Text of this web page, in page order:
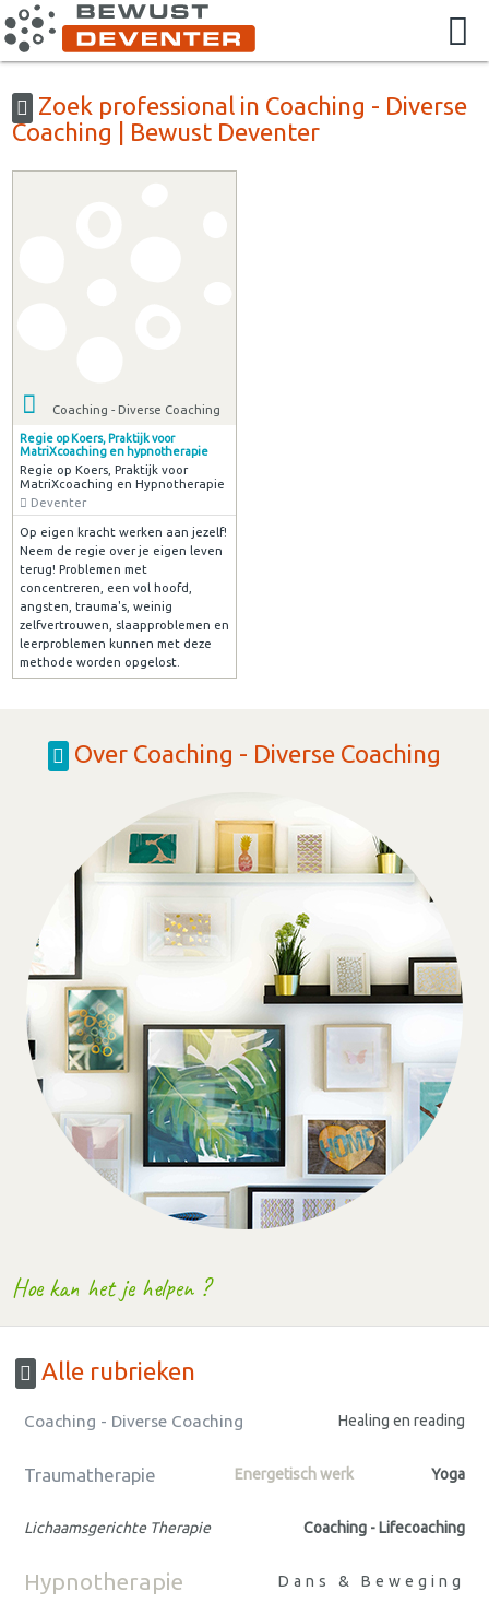
Zoek professional in Coaching - Diverse
Coaching | Bewust Deventer
Coaching - Diverse Coaching
Regie op Koers, Praktijk voor
MatriXcoaching en hypnotherapie
Regie op Koers, Praktijk voor
MatriXcoaching en Hypnotherapie
Deventer
Op eigen kracht werken aan jezelf!
Neem de regie over je eigen leven
terug! Problemen met
concentreren, een vol hoofd,
angsten, trauma's, weinig
zelfvertrouwen, slaapproblemen en
leerproblemen kunnen met deze
methode worden opgelost.
Over Coaching - Diverse Coaching
Hoe kan het je helpen ?
Alle rubrieken
Coaching - Diverse Coaching Healing en reading
Traumatherapie Energetisch werk Yoga
Lichaamsgerichte Therapie Coaching - Lifecoaching
Hypnotherapie Dans & Beweging